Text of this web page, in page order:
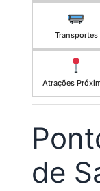
Transportes
Atrações
de